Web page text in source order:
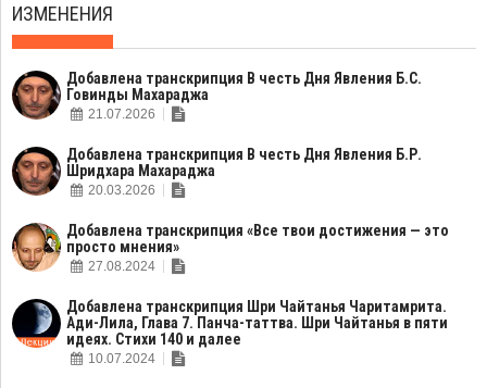
ИЗМЕНЕНИЯ
Добавлена транскрипция В честь Дня Явления Б.С.
Говинды Махараджа
21.07.2026
Добавлена транскрипция В честь Дня Явления Б.Р.
Шридхара Махараджа
20.03.2026
Добавлена транскрипция «Все твои достижения — это
просто мнения»
27.08.2024
Добавлена транскрипция Шри Чайтанья Чаритамрита.
Ади-Лила, Глава 7. Панча-таттва. Шри Чайтанья в пяти
идеях. Стихи 140 и далее
10.07.2024